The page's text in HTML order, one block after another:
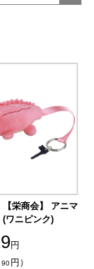
【栄商会】 アニマ
ワニピンク)
円
90 円）